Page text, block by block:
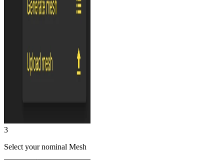
3
Select your nominal Mesh